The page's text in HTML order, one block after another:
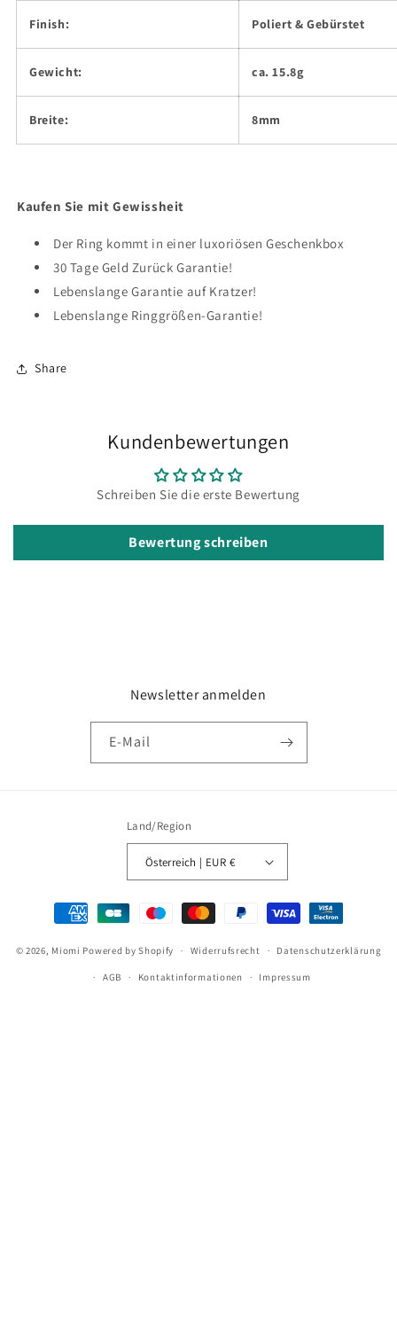
Finish: Poliert & Gebürstet
Gewicht: ca. 15.8g
Breite: 8mm
Kaufen Sie mit Gewissheit
Der Ring kommt in einer luxoriösen Geschenkbox
30 Tage Geld Zurück Garantie!
Lebenslange Garantie auf Kratzer!
Lebenslange Ringgrößen-Garantie!
Share
Kundenbewertungen
Schreiben Sie die erste Bewertung
Bewertung schreiben
Newsletter anmelden
E-Mail
Land/Region
Österreich | EUR €
Zahlungsmethoden
© 2026, Miomi Powered by Shopify Widerrufsrecht Datenschutzerklärung
AGB Kontaktinformationen Impressum